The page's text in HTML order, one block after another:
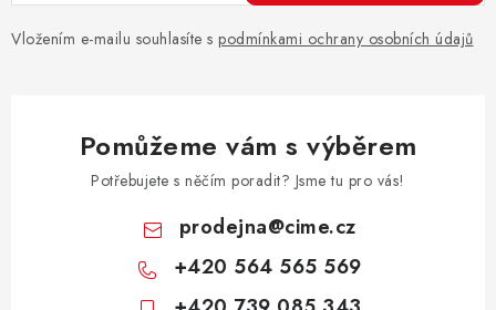
Vložením e-mailu souhlasíte s podmínkami ochrany osobních údajů
Pomůžeme vám s výběrem
Potřebujete s něčím poradit? Jsme tu pro vás!
prodejna@cime.cz
+420 564 565 569